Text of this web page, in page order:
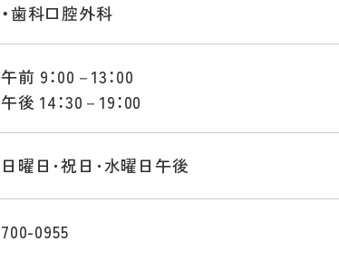
・歯科口腔外科
午前 9：00－13：00
午後 14：30－19：00
日曜日･祝日･水曜日午後
700-0955